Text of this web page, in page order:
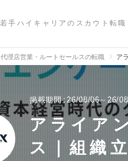
若手ハイキャリアのスカウト転職
代理店営業・ルートセールスの転職 ア
掲載期間 26/08/06～26/
アライア
ス｜組織